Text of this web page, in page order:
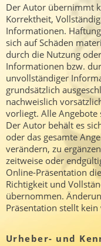
Der Autor übernimmt
Korrektheit,
Informationen.
sich auf Schäden
durch die Nutzung
Informationen bzw.
unvollständiger
grundsätzlich
nachweislich
vorliegt. Alle
Der Autor behält es
oder das gesamte
verändern, zu
zeitweise oder
Online-Präsentation
Richtigkeit und
übernommen.
Präsentation stellt
Urheber- und